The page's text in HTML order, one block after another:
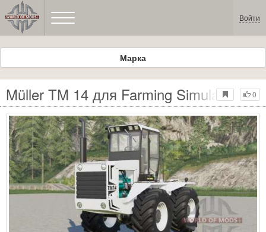
Войти
Марка
0
Müller TM 14 для Farming Simulator